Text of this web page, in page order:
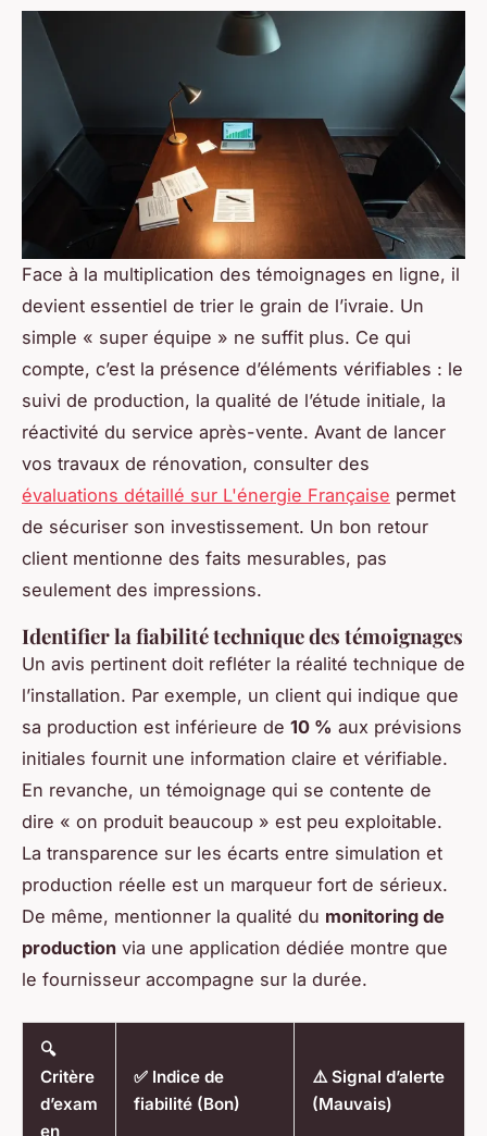
Face à la multiplication des témoignages en ligne, il
devient essentiel de trier le grain de l’ivraie. Un
simple « super équipe » ne suffit plus. Ce qui
compte, c’est la présence d’éléments vérifiables : le
suivi de production, la qualité de l’étude initiale, la
réactivité du service après-vente. Avant de lancer
vos travaux de rénovation, consulter des
évaluations détaillé sur L'énergie Française permet
de sécuriser son investissement. Un bon retour
client mentionne des faits mesurables, pas
seulement des impressions.
Identifier la fiabilité technique des témoignages
Un avis pertinent doit refléter la réalité technique de
l’installation. Par exemple, un client qui indique que
sa production est inférieure de 10 % aux prévisions
initiales fournit une information claire et vérifiable.
En revanche, un témoignage qui se contente de
dire « on produit beaucoup » est peu exploitable.
La transparence sur les écarts entre simulation et
production réelle est un marqueur fort de sérieux.
De même, mentionner la qualité du monitoring de
production via une application dédiée montre que
le fournisseur accompagne sur la durée.
🔍
Critère
d’exam
en
✅ Indice de
fiabilité (Bon)
⚠️ Signal d’alerte
(Mauvais)